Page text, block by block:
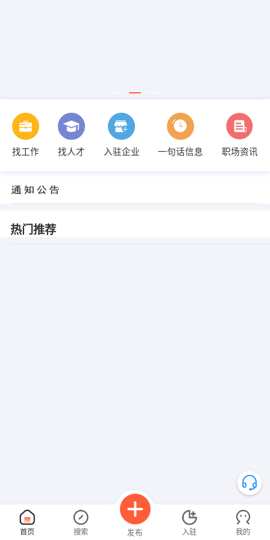
找工作 找人才 入驻企业 一句话信息 职场资讯
热门推荐
首页 搜索 发布 入驻 我的